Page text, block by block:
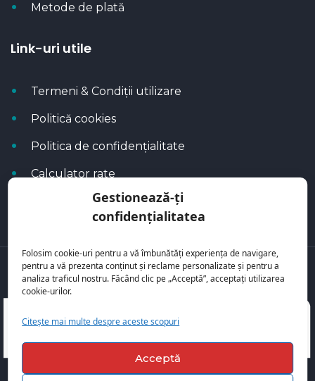
Gestionează-ți
confidențialitatea
Folosim cookie-uri pentru a vă îmbunătăți experiența de navigare,
pentru a vă prezenta conținut și reclame personalizate și pentru a
analiza traficul nostru. Făcând clic pe „Acceptă”, acceptați utilizarea
cookie-urilor.
Citește mai multe despre aceste scopuri
Acceptă
Metode de plată
Link-uri utile
Termeni & Condiții utilizare
Politică cookies
Politica de confidențialitate
Calculator rate
Blog Autoflux
Toate mașinile se regăsesc peAutoFlux